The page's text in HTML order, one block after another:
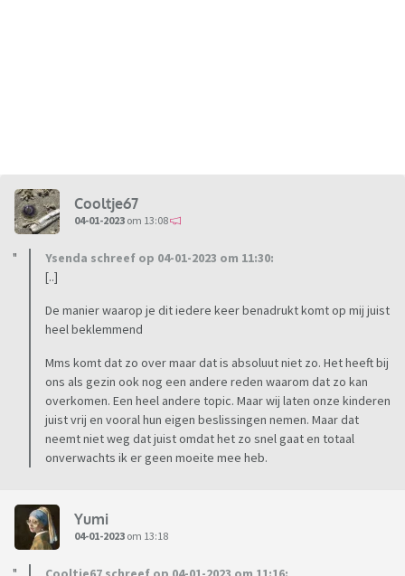
Cooltje67
04-01-2023 om 13:08
Ysenda schreef op 04-01-2023 om 11:30:
[..]
De manier waarop je dit iedere keer benadrukt komt op mij juist
heel beklemmend
Mms komt dat zo over maar dat is absoluut niet zo. Het heeft bij
ons als gezin ook nog een andere reden waarom dat zo kan
overkomen. Een heel andere topic. Maar wij laten onze kinderen
juist vrij en vooral hun eigen beslissingen nemen. Maar dat
neemt niet weg dat juist omdat het zo snel gaat en totaal
onverwachts ik er geen moeite mee heb.
Yumi
04-01-2023 om 13:18